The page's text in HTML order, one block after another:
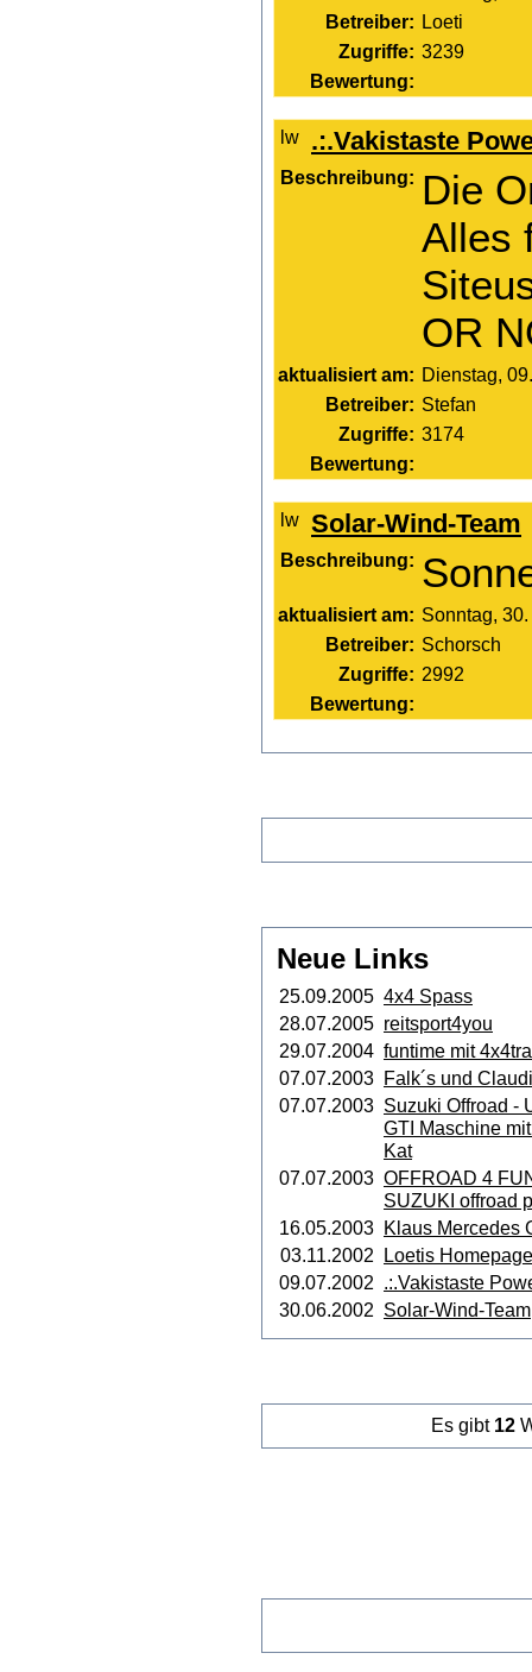
Betreiber: Loeti
Zugriffe: 3239
Bewertung:
.:.Vakistaste
Beschreibung: Die
Alles
OR
aktualisiert am: Dienstag,
Betreiber: Stefan
Zugriffe: 3174
Bewertung:
Solar-Wind-Team
Beschreibung:
aktualisiert am: Sonntag,
Betreiber: Schorsch
Zugriffe: 2992
Bewertung:
Neue Links
25.09.2005 4x4 Spass
28.07.2005 reitsport4you
29.07.2004 funtime mit
07.07.2003 Falk´s und
07.07.2003 Suzuki Offroad -
GTI Maschine
Kat
07.07.2003 OFFROAD 4
SUZUKI offroad
16.05.2003 Klaus Mercedes
03.11.2002 Loetis Homepage
09.07.2002 .:.Vakistaste
30.06.2002 Solar-Wind-Team
Es gibt 12